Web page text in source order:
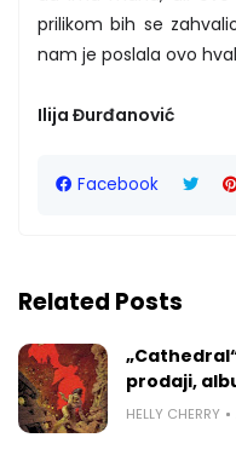
prilikom bih se
nam je poslala ovo
Ilija Đurđanović
Facebook
Related Posts
prodaji,
HELLY CHERRY